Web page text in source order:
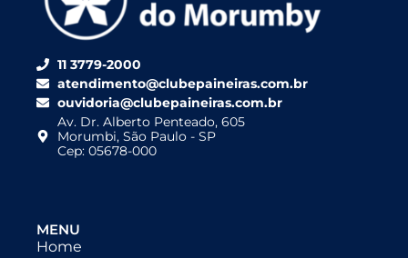
11 3779-2000
atendimento@clubepaineiras.com.br
ouvidoria@clubepaineiras.com.br
Av. Dr. Alberto Penteado, 605
Morumbi, São Paulo - SP
Cep: 05678-000
MENU
Home